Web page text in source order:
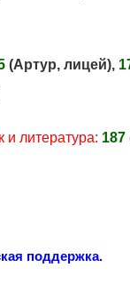
(Артур, лицей),
и литература: 187
поддержка.